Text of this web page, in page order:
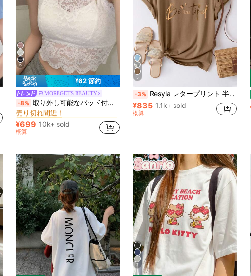
6
¥62 節約
MOREGETS BEAUTY
-8% 取り外し可能なパッド付きレースキャミソール、多用途ノースリーブアンダーシャツ、女性向け、新学期、クリスマス、春節、カジュアルホワイトサマー、シック&エレガント
#1 ベストセラー モスク 女性用タンクトップ&キャミス
売り切れ間近！
#1 ベストセラー
売り切れ間近！
#1 ベストセラー
売り切れ間近！
#1 ベストセラー モスク 女性用タンクトップ&キャミス
売り切れ間近！
¥699 10k+ sold
概算
5
-3% Resyla レタープリント 半袖Tシャツ、ウィメンズグラフィックTシャツ
¥835 1.1k+ sold
概算
7